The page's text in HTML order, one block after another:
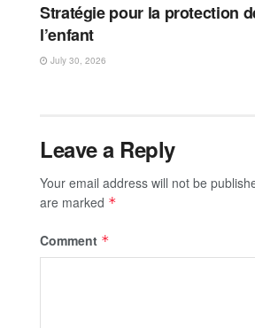
Stratégie pour la protection
l’enfant
July 30, 2026
Leave a Reply
Your email address will not be
are marked *
Comment *